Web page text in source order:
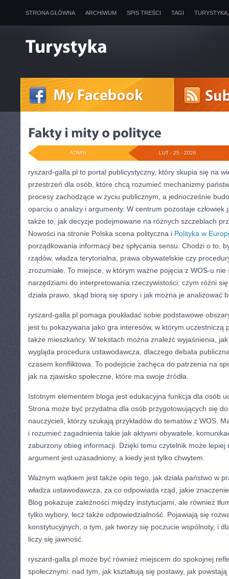
STRONA GŁÓWNA ARCHIWUM SPIS TREŚCI TAGI
LUT - 25 - 2026
ADMIN
ryszard-galla.pl to portal publicystyczny, który skupia się na
przestrzeń dla osób, które chcą rozumieć mechanizmy
procesy zachodzące w życiu publicznym, a jednocześnie
oparciu o analizy i argumenty. W centrum pozostaje człowiek
także to, jak decyzje podejmowane na różnych szczeblach
Nowości na stronie Polska scena polityczna i Polityka w
porządkowania informacji bez spłycania sensu. Chodzi o to,
rządów, władza terytorialna, prawa obywatelskie czy
zrozumiałe. To miejsce, w którym ważne pojęcia z WOS-u
narzędziami do interpretowania rzeczywistości: czym różni
działa prawo, skąd biorą się spory i jak można je analizować
ryszard-galla.pl pomaga poukładać sobie podstawowe
jest tu pokazywana jako gra interesów, w którym uczestniczą
także mieszkańcy. W tekstach można znaleźć wyjaśnienia,
wygląda procedura ustawodawcza, dlaczego debata
czasem konfliktowa. To podejście zachęca do patrzenia na
jak na zjawisko społeczne, które ma swoje źródła.
Istotnym elementem bloga jest edukacyjna funkcja dla osób
Strona może być przydatna dla osób przygotowujących się
nauczycieli, którzy szukają przykładów do tematów z WOS.
i rozumieć zagadnienia takie jak aktywni obywatele,
zaburzony obieg informacji. Dzięki temu czytelnik może lepiej
argument jest uzasadniony, a kiedy jest tylko chwytem.
Ważnym wątkiem jest także opis tego, jak działa państwo w
władza ustawodawcza, za co odpowiada rząd, jakie
Blog pokazuje zależności między instytucjami, ale również
tylko wybory, lecz także odpowiedzialność. Pojawiają się
konstytucyjnych, o tym, jak tworzy się poczucie wspólnoty, i
liczy się jawność.
ryszard-galla.pl może być również miejscem do spokojnej
społecznymi: nad tym, jak kształtują się postawy, jak